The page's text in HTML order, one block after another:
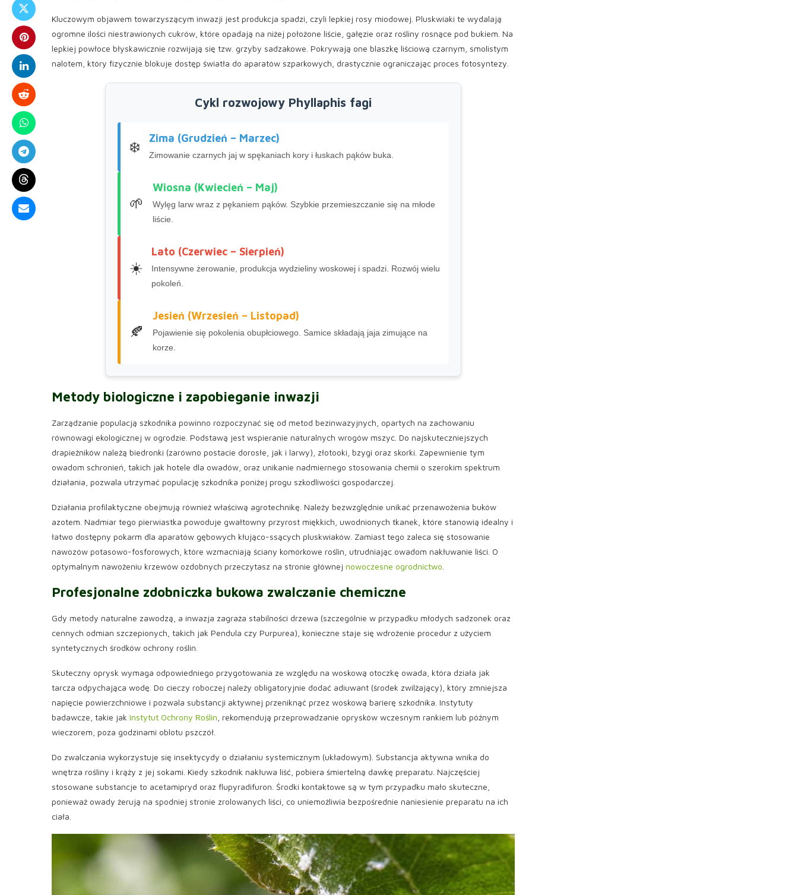
Kluczowym objawem towarzyszącym inwazji jest produkcja spadzi, czyli lepkiej rosy miodowej. Pluskwiaki te wydalają
ogromne ilości niestrawionych cukrów, które opadają na niżej położone liście, gałęzie oraz rośliny rosnące pod bukiem. Na
lepkiej powłoce błyskawicznie rozwijają się tzw. grzyby sadzakowe. Pokrywają one blaszkę liściową czarnym, smolistym
nalotem, który fizycznie blokuje dostęp światła do aparatów szparkowych, drastycznie ograniczając proces fotosyntezy.
Cykl rozwojowy Phyllaphis fagi
❄️
Zima (Grudzień – Marzec)
Zimowanie czarnych jaj w spękaniach kory i łuskach pąków buka.
🌱
Wiosna (Kwiecień – Maj)
Wylęg larw wraz z pękaniem pąków. Szybkie przemieszczanie się na młode
liście.
☀️
Lato (Czerwiec – Sierpień)
Intensywne żerowanie, produkcja wydzieliny woskowej i spadzi. Rozwój wielu
pokoleń.
🍂
Jesień (Wrzesień – Listopad)
Pojawienie się pokolenia obupłciowego. Samice składają jaja zimujące na
korze.
Metody biologiczne i zapobieganie inwazji
Zarządzanie populacją szkodnika powinno rozpoczynać się od metod bezinwazyjnych, opartych na zachowaniu
równowagi ekologicznej w ogrodzie. Podstawą jest wspieranie naturalnych wrogów mszyc. Do najskuteczniejszych
drapieżników należą biedronki (zarówno postacie dorosłe, jak i larwy), złotooki, bzygi oraz skorki. Zapewnienie tym
owadom schronień, takich jak hotele dla owadów, oraz unikanie nadmiernego stosowania chemii o szerokim spektrum
działania, pozwala utrzymać populację szkodnika poniżej progu szkodliwości gospodarczej.
Działania profilaktyczne obejmują również właściwą agrotechnikę. Należy bezwzględnie unikać przenawożenia buków
azotem. Nadmiar tego pierwiastka powoduje gwałtowny przyrost miękkich, uwodnionych tkanek, które stanowią idealny i
łatwo dostępny pokarm dla aparatów gębowych kłująco-ssących pluskwiaków. Zamiast tego zaleca się stosowanie
nawozów potasowo-fosforowych, które wzmacniają ściany komórkowe roślin, utrudniając owadom nakłuwanie liści. O
optymalnym nawożeniu krzewów ozdobnych przeczytasz na stronie głównej nowoczesne ogrodnictwo
Profesjonalne zdobniczka bukowa zwalczanie chemiczne
Gdy metody naturalne zawodzą, a inwazja zagraża stabilności drzewa (szczególnie w przypadku młodych sadzonek oraz
cennych odmian szczepionych, takich jak Pendula czy Purpurea), konieczne staje się wdrożenie procedur z użyciem
syntetycznych środków ochrony roślin.
Skuteczny oprysk wymaga odpowiedniego przygotowania ze względu na woskową otoczkę owada, która działa jak
tarcza odpychająca wodę. Do cieczy roboczej należy obligatoryjnie dodać adiuwant (środek zwilżający), który zmniejsza
napięcie powierzchniowe i pozwala substancji aktywnej przeniknąć przez woskową barierę szkodnika. Instytuty
badawcze, takie jak Instytut Ochrony Roślin , rekomendują przeprowadzanie oprysków wczesnym rankiem lub późnym
wieczorem, poza godzinami oblotu pszczół.
Do zwalczania wykorzystuje się insektycydy o działaniu systemicznym (układowym). Substancja aktywna wnika do
wnętrza rośliny i krąży z jej sokami. Kiedy szkodnik nakłuwa liść, pobiera śmiertelną dawkę preparatu. Najczęściej
stosowane substancje to acetamipryd oraz flupyradifuron. Środki kontaktowe są w tym przypadku mało skuteczne,
ponieważ owady żerują na spodniej stronie zrolowanych liści, co uniemożliwia bezpośrednie naniesienie preparatu na ich
ciała.